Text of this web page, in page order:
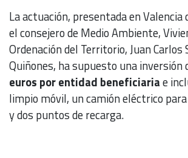
La actuación, presentada en Valencia
el consejero de Medio Ambiente,
Ordenación del Territorio, Juan Carlos
Quiñones, ha supuesto una inversión
euros por entidad beneficiariae
limpio móvil, un camión eléctrico
y dos puntos de recarga.